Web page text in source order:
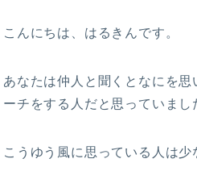
こんにちは、はるきんです。
あなたは仲人と聞くとなにを
ーチをする人だと思っていまし
こうゆう風に思っている人は少